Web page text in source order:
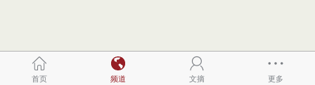
首页 频道 文摘 更多